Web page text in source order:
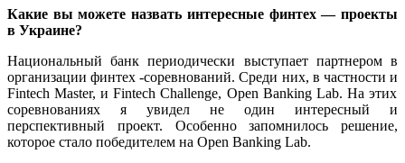
Какие вы можете назвать интересные финтех — проекты
в Украине?
Национальный банк периодически выступает партнером в
организации финтех -соревнований. Среди них, в частности и
Fintech Master,и Fintech Challenge, Open Banking Lab. На этих
соревнованиях я увидел не один интересный и
перспективный проект. Особенно запомнилось решение,
которое стало победителем на Open Banking Lab.